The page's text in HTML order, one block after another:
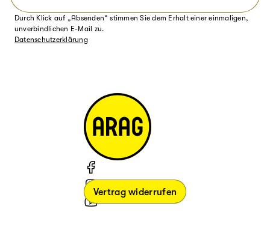
Durch Klick auf „Absenden“ stimmen Sie dem Erhalt einer einmaligen,
unverbindlichen E-Mail zu.
Datenschutzerklärung
Vertrag widerrufen